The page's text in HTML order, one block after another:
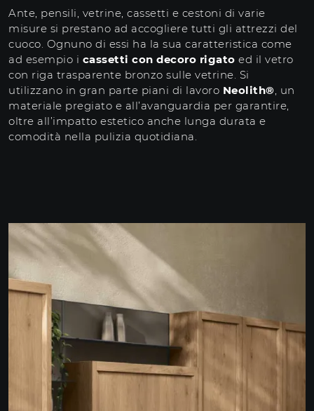
Ante, pensili, vetrine, cassetti e cestoni di varie
misure si prestano ad accogliere tutti gli attrezzi del
cuoco. Ognuno di essi ha la sua caratteristica come
ad esempio i cassetti con decoro rigato ed il vetro
con riga trasparente bronzo sulle vetrine. Si
utilizzano in gran parte piani di lavoro Neolith®, un
materiale pregiato e all’avanguardia per garantire,
oltre all’impatto estetico anche lunga durata e
comodità nella pulizia quotidiana.